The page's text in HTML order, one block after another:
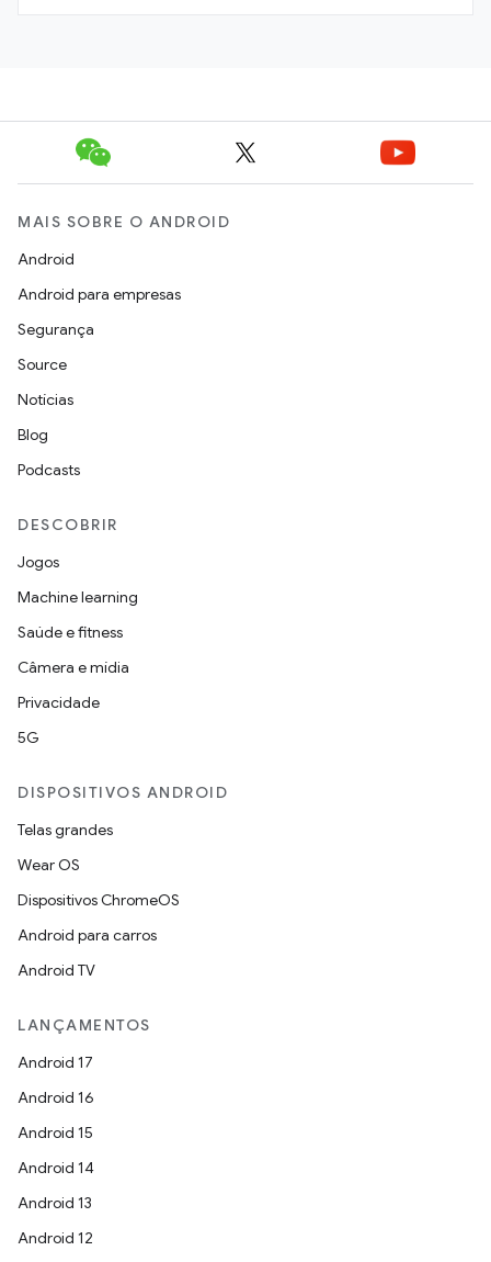
MAIS SOBRE O ANDROID
Android
Android para empresas
Segurança
Source
Notícias
Blog
Podcasts
DESCOBRIR
Jogos
Machine learning
Saúde e fitness
Câmera e mídia
Privacidade
5G
DISPOSITIVOS ANDROID
Telas grandes
Wear OS
Dispositivos ChromeOS
Android para carros
Android TV
LANÇAMENTOS
Android 17
Android 16
Android 15
Android 14
Android 13
Android 12